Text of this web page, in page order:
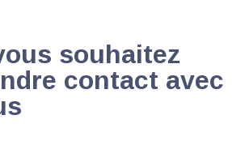
souhaitez
contact avec